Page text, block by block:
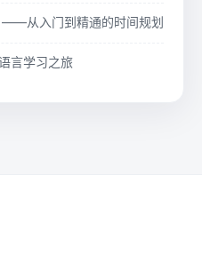
——从入门到精通的时间规划
言学习之旅